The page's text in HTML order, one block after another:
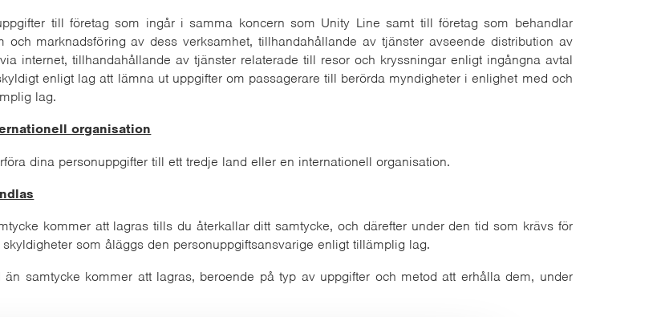
till företag som ingår i samma koncern som Unity Line samt till företag som behandlar
marknadsföring av dess verksamhet, tillhandahållande av tjänster avseende distribution av
internet, tillhandahållande av tjänster relaterade till resor och kryssningar enligt ingångna avtal
enligt lag att lämna ut uppgifter om passagerare till berörda myndigheter i enlighet med och
lag.
organisation
dina personuppgifter till ett tredje land eller en internationell organisation.
kommer att lagras tills du återkallar ditt samtycke, och därefter under den tid som krävs för
som åläggs den personuppgiftsansvarige enligt tillämplig lag.
samtycke kommer att lagras, beroende på typ av uppgifter och metod att erhålla dem, under